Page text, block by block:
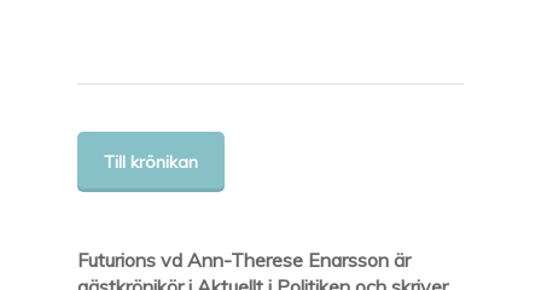
Till krönikan
Futurions vd Ann-Therese Enarsson är